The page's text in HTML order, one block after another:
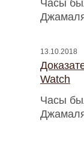
Часы
13.10.2018
Watch
Часы